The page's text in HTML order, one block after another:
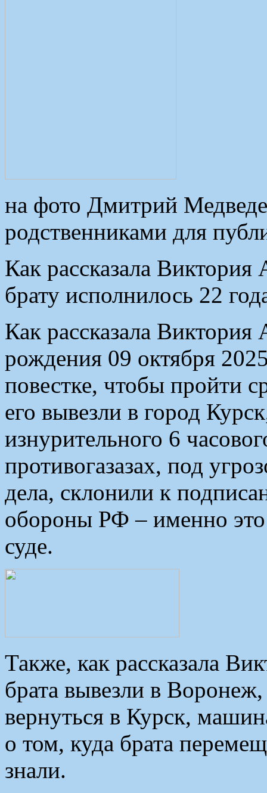
на фото Дмитрий
родственниками для
Как рассказала
брату исполнилось 22
Как рассказала Виктория
рождения 09 октября
повестке, чтобы пройти
его вывезли в город
изнурительного 6
противогазазах, под
дела, склонили к
обороны РФ – именно
суде.
Также, как рассказала
брата вывезли в
вернуться в Курск,
о том, куда брата
знали.